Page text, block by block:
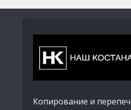
Копирование и